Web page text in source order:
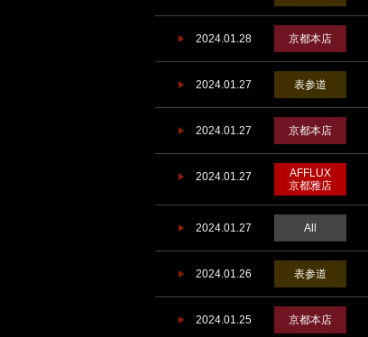
2024.01.28 京都本店
2024.01.27 表参道
2024.01.27 京都本店
2024.01.27
AFFLUX
京都雅店
2024.01.27 All
2024.01.26 表参道
2024.01.25 京都本店